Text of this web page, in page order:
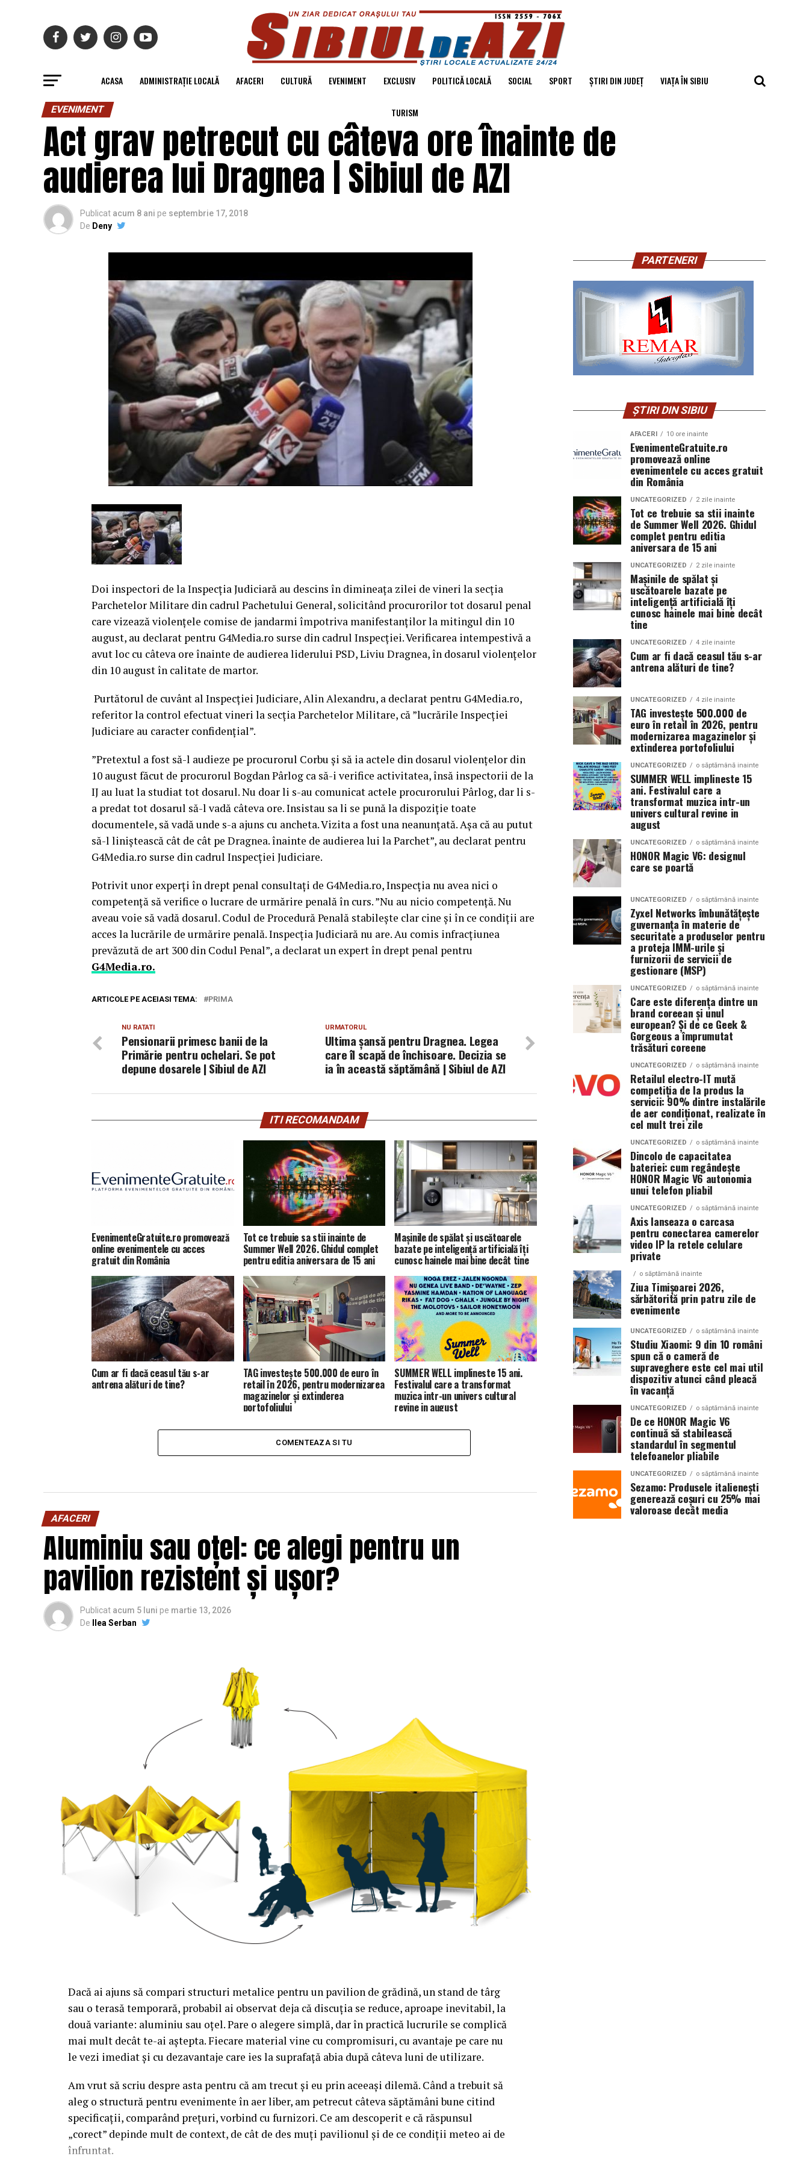
ACASA ADMINISTRAȚIE LOCALĂ AFACERI CULTURĂ EVENIMENT EXCLUSIV POLITICĂ LOCALĂ SOCIAL SPORT ȘTIRI DIN JUDEȚ VIAȚA ÎN SIBIU
TURISM
EVENIMENT
Act grav petrecut cu câteva ore înainte de
audierea lui Dragnea | Sibiul de AZI
Publicat acum 8 ani pe septembrie 17, 2018
De Deny
Doi inspectori de la Inspecţia Judiciară au descins în dimineaţa zilei de vineri la secţia
Parchetelor Militare din cadrul Pachetului General, solicitând procurorilor tot dosarul penal
care vizează violenţele comise de jandarmi împotriva manifestanţilor la mitingul din 10
august, au declarat pentru G4Media.ro surse din cadrul Inspecţiei. Verificarea intempestivă a
avut loc cu câteva ore înainte de audierea liderului PSD, Liviu Dragnea, în dosarul violenţelor
din 10 august în calitate de martor.
Purtătorul de cuvânt al Inspecţiei Judiciare, Alin Alexandru, a declarat pentru G4Media.ro,
referitor la control efectuat vineri la secţia Parchetelor Militare, că ”lucrările Inspecţiei
Judiciare au caracter confidenţial”.
”Pretextul a fost să-l audieze pe procurorul Corbu şi să ia actele din dosarul violenţelor din
10 august făcut de procurorul Bogdan Pârlog ca să-i verifice activitatea, însă inspectorii de la
IJ au luat la studiat tot dosarul. Nu doar li s-au comunicat actele procurorului Pârlog, dar li s-
a predat tot dosarul să-l vadă câteva ore. Insistau sa li se pună la dispoziţie toate
documentele, să vadă unde s-a ajuns cu ancheta. Vizita a fost una neanunţată. Aşa că au putut
să-l liniştească cât de cât pe Dragnea. înainte de audierea lui la Parchet”, au declarat pentru
G4Media.ro surse din cadrul Inspecţiei Judiciare.
Potrivit unor experţi în drept penal consultaţi de G4Media.ro, Inspecţia nu avea nici o
competenţă să verifice o lucrare de urmărire penală în curs. ”Nu au nicio competenţă. Nu
aveau voie să vadă dosarul. Codul de Procedură Penală stabileşte clar cine şi în ce condiţii are
acces la lucrările de urmărire penală. Inspecţia Judiciară nu are. Au comis infracţiunea
prevăzută de art 300 din Codul Penal”, a declarat un expert în drept penal pentru
G4Media.ro.
ARTICOLE PE ACEIASI TEMA: PRIMA
URMATORUL
Ultima şansă pentru Dragnea. Legea
care îl scapă de închisoare. Decizia se
ia în această săptămână | Sibiul de AZI
NU RATATI
Pensionarii primesc banii de la
Primărie pentru ochelari. Se pot
depune dosarele | Sibiul de AZI
ITI RECOMANDAM
EvenimenteGratuite.ro promovează
online evenimentele cu acces
gratuit din România
Tot ce trebuie sa stii inainte de
Summer Well 2026. Ghidul complet
pentru editia aniversara de 15 ani
Mașinile de spălat și uscătoarele
bazate pe inteligență artificială îți
cunosc hainele mai bine decât tine
Cum ar fi dacă ceasul tău s-ar
antrena alături de tine?
TAG investește 500.000 de euro în
retail în 2026, pentru modernizarea
magazinelor și extinderea
portofoliului
SUMMER WELL implineste 15 ani.
Festivalul care a transformat
muzica intr-un univers cultural
revine in august
COMENTEAZA SI TU
AFACERI
Aluminiu sau oțel: ce alegi pentru un
pavilion rezistent și ușor?
Publicat acum 5 luni pe martie 13, 2026
De
Ilea Serban
Dacă ai ajuns să compari structuri metalice pentru un pavilion de grădină, un stand de târg
sau o terasă temporară, probabil ai observat deja că discuția se reduce, aproape inevitabil, la
două variante: aluminiu sau oțel. Pare o alegere simplă, dar în practică lucrurile se complică
mai mult decât te-ai aștepta. Fiecare material vine cu compromisuri, cu avantaje pe care nu
le vezi imediat și cu dezavantaje care ies la suprafață abia după câteva luni de utilizare.
Am vrut să scriu despre asta pentru că am trecut și eu prin aceeași dilemă. Când a trebuit să
aleg o structură pentru evenimente în aer liber, am petrecut câteva săptămâni bune citind
specificații, comparând prețuri, vorbind cu furnizori. Ce am descoperit e că răspunsul
„corect” depinde mult de context, de cât de des muți pavilionul și de ce condiții meteo ai de
înfruntat.
PARTENERI
ȘTIRI DIN SIBIU
AFACERI 10 ore inainte
EvenimenteGratuite.ro
promovează online
evenimentele cu acces gratuit
din România
UNCATEGORIZED 2 zile inainte
Tot ce trebuie sa stii inainte
de Summer Well 2026. Ghidul
complet pentru editia
aniversara de 15 ani
UNCATEGORIZED 2 zile inainte
Mașinile de spălat și
uscătoarele bazate pe
inteligență artificială îți
cunosc hainele mai bine decât
tine
UNCATEGORIZED 4 zile inainte
Cum ar fi dacă ceasul tău s-ar
antrena alături de tine?
UNCATEGORIZED 4 zile inainte
TAG investește 500.000 de
euro în retail în 2026, pentru
modernizarea magazinelor și
extinderea portofoliului
UNCATEGORIZED o săptămână inainte
SUMMER WELL implineste 15
ani. Festivalul care a
transformat muzica intr-un
univers cultural revine in
august
UNCATEGORIZED o săptămână inainte
HONOR Magic V6: designul
care se poartă
UNCATEGORIZED o săptămână inainte
Zyxel Networks îmbunătățește
guvernanța în materie de
securitate a produselor pentru
a proteja IMM-urile și
furnizorii de servicii de
gestionare (MSP)
UNCATEGORIZED o săptămână inainte
Care este diferența dintre un
brand coreean și unul
european? Și de ce Geek &
Gorgeous a împrumutat
trăsături coreene
UNCATEGORIZED o săptămână inainte
Retailul electro-IT mută
competiția de la produs la
servicii: 90% dintre instalările
de aer condiționat, realizate în
cel mult trei zile
UNCATEGORIZED o săptămână inainte
Dincolo de capacitatea
bateriei: cum regândește
HONOR Magic V6 autonomia
unui telefon pliabil
UNCATEGORIZED o săptămână inainte
Axis lanseaza o carcasa
pentru conectarea camerelor
video IP la retele celulare
private
o săptămână inainte
Ziua Timișoarei 2026,
sărbătorită prin patru zile de
evenimente
UNCATEGORIZED o săptămână inainte
Studiu Xiaomi: 9 din 10 români
spun că o cameră de
supraveghere este cel mai util
dispozitiv atunci când pleacă
în vacanță
UNCATEGORIZED o săptămână inainte
De ce HONOR Magic V6
continuă să stabilească
standardul în segmentul
telefoanelor pliabile
UNCATEGORIZED o săptămână inainte
Sezamo: Produsele italienești
generează coșuri cu 25% mai
valoroase decât media